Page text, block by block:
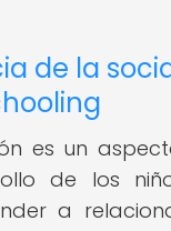
de la
es un
de los
a